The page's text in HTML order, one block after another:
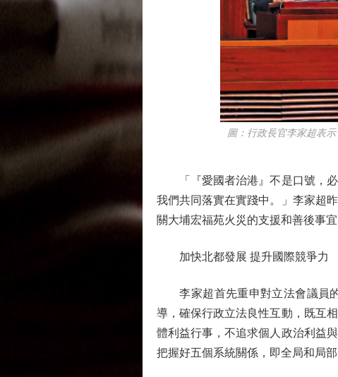
圖：行政長官李家超表示，
「『愛國者治港』不是口號，必
我們共同落實在實踐中。」李家超
關大埔宏福苑火災的支援和善後事宜
加快北都發展 提升國際競爭力
李家超首先重申對立法會議員的
導，確保行政立法良性互動，既互
體利益行事，不追求個人政治利益
把握好五個系統關係，即全局和局